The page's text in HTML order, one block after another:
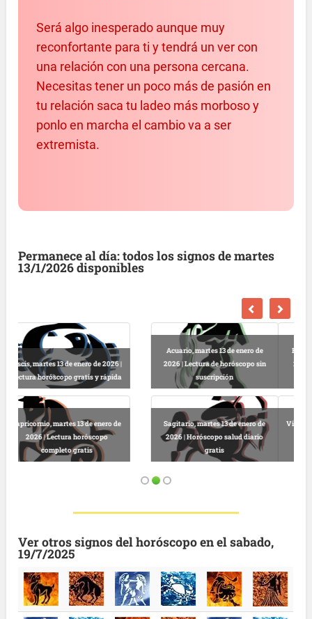
Será algo inesperado aunque muy
reconfortante para ti y tendrá un ver con
una relación con una persona cercana.
Necesitas tener un poco más de pasión en
tu relación saca tu ladeo más morboso y
ponlo en marcha el cambio va a ser
extremista.
Permanece al día: todos los signos de martes
13/1/2026 disponibles
Escorpio, martes 13 de enero de
2026 | Horóscopo gratis hoy y
completo
Libra, martes 13 de enero de 2026 |
Lectura horóscopo online
Virgo, martes 13 de enero de 2026 |
Predicciones astrológicas
gratuitas hoy
Leo, martes 13 de enero de 2026 |
Horóscopo completo y gratuito
Ver otros signos del horóscopo en el sabado,
19/7/2025